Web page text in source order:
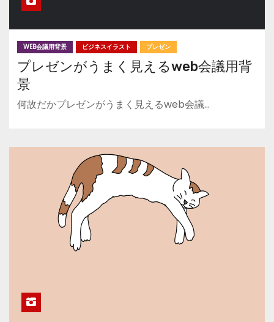
WEB会議用背景 ビジネスイラスト プレゼン
プレゼンがうまく見えるweb会議用背
景
何故だかプレゼンがうまく見えるweb会議…